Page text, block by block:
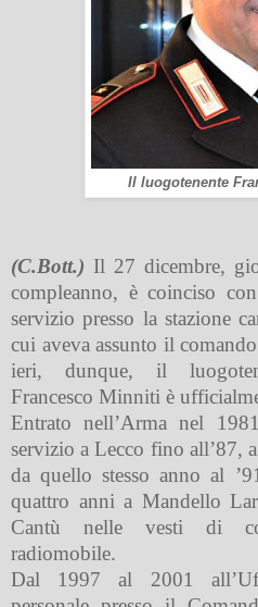
Il luogotenente
(C.Bott.) Il 27 dicembre,
compleanno, è coinciso
servizio presso la stazione
cui aveva assunto il
ieri, dunque, il
Francesco Minniti è
Entrato nell’Arma nel
servizio a Lecco fino all’87,
da quello stesso anno al
quattro anni a Mandello
Cantù nelle vesti di
radiomobile.
Dal 1997 al 2001